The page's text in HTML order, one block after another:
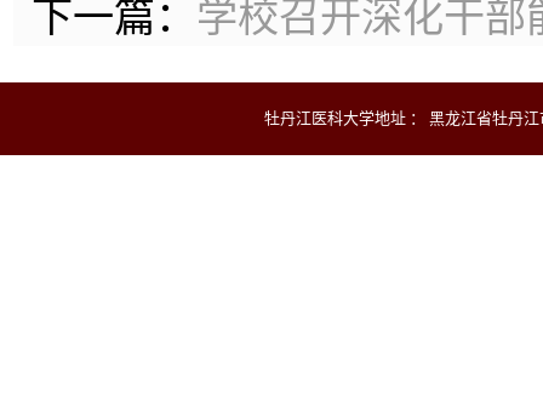
下一篇： 学校召开深化干
牡丹江医科大学地址 ： 黑龙江省牡丹